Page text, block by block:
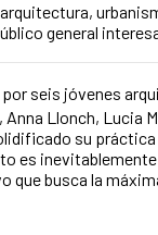
general
por seis jóvenes
Llonch, Lucia
su
es
que busca la